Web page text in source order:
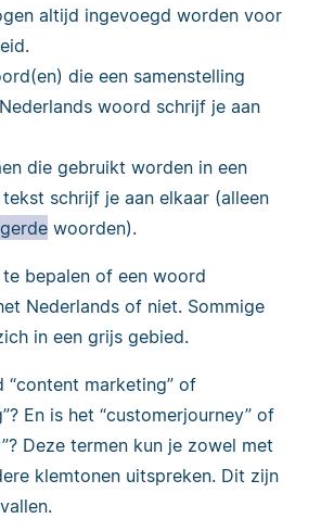
altijd ingevoegd worden voor
die een samenstelling
woord schrijf je aan
die gebruikt worden in een
schrijf je aan elkaar (alleen
woorden).
bepalen of een woord
Nederlands of niet. Sommige
in een grijs gebied.
“content marketing” of
En is het “customerjourney” of
Deze termen kun je zowel met
klemtonen uitspreken. Dit zijn